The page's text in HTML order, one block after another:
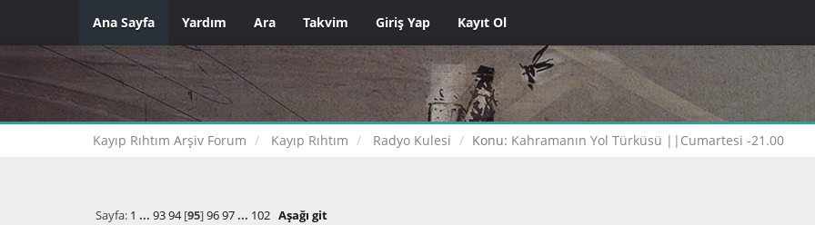
Ana Sayfa Yardım Ara Takvim Giriş Yap Kayıt Ol
Kayıp Rıhtım Arşiv Forum Kayıp Rıhtım Radyo Kulesi Konu: Kahramanın Yol Türküsü ||Cumartesi -21.00
Sayfa: 1 ... 93 94[95]96 97 ... 102 Aşağı git